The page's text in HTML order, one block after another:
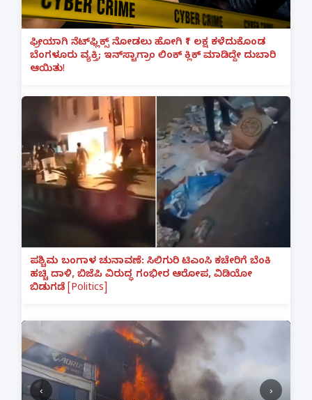
ಫ್ರೀಯಾಗಿ ನೆಟ್‌ಫ್ಲಿಕ್ಸ್ ನೋಡಲು ಹೋಗಿ ₹1 ಲಕ್ಷ ಕಳೆದುಕೊಂಡ
ಬೆಂಗಳೂರು ವ್ಯಕ್ತಿ; ಇನ್‌ಸ್ಟಾಗ್ರಾಂ ಲಿಂಕ್ ಕ್ಲಿಕ್ ಮಾಡಿದ್ದೇ ದುಬಾರಿ
ಆಯಿತು!
ಪಶ್ಚಿಮ ಬಂಗಾಳ ಚುನಾವಣೆ: ಸಿಲಿಗುರಿ ಟಿಎಂಸಿ ಕಚೇರಿಗೆ ಬೆಂಕಿ
ಹಚ್ಚಿ ದಾಳಿ, ಬಿಜೆಪಿ ವಿರುದ್ಧ ಗಂಭೀರ ಆರೋಪ, ವಿಡಿಯೋ
ಬಿಡುಗಡೆ [Politics]
‹ ›